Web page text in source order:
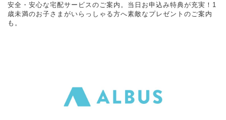
安全・安心な宅配サービスのご案内。当日お申込み特典が充実！1
歳未満のお子さまがいらっしゃる方へ素敵なプレゼントのご案内
も。